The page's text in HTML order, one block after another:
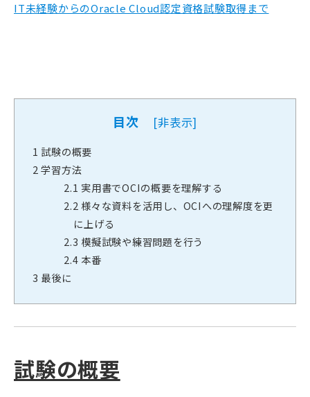
IT未経験からのOracle Cloud認定資格試験取得まで
目次 [非表示]
1 試験の概要
2学習方法
2.1 実用書でOCIの概要を理解する
2.2様々な資料を活用し、OCIへの理解度を更
に上げる
2.3 模擬試験や練習問題を行う
2.4 本番
3 最後に
試験の概要